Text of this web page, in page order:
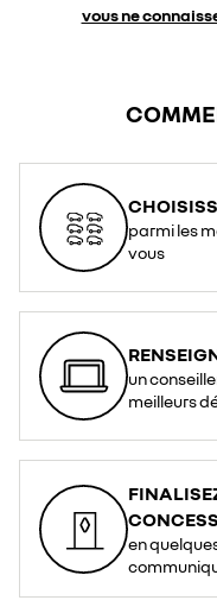
vous ne
parmi les
vous
un
meilleurs
en